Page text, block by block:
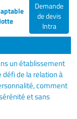
Demande
de devis
Intra
un établissement
de la relation à
comment
et sans